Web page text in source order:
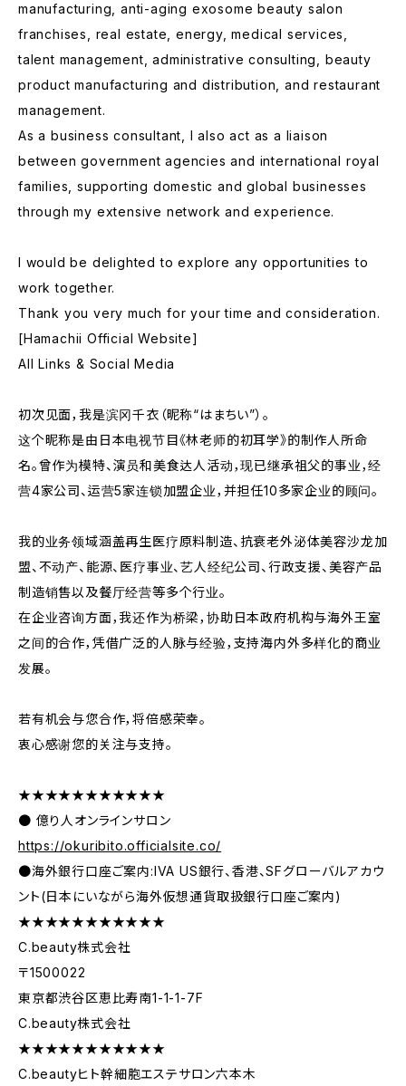
manufacturing, anti-aging exosome beauty salon
franchises, real estate, energy, medical services,
talent management, administrative consulting, beauty
product manufacturing and distribution, and restaurant
management.
As a business consultant, I also act as a liaison
between government agencies and international royal
families, supporting domestic and global businesses
through my extensive network and experience.
I would be delighted to explore any opportunities to
work together.
Thank you very much for your time and consideration.
[Hamachii Official Website]
All Links & Social Media
初次见面，我是滨冈千衣（昵称“はまちい”）。
这个昵称是由日本电视节目《林老师的初耳学》的制作人所命
名。曾作为模特、演员和美食达人活动，现已继承祖父的事业，经
营4家公司、运营5家连锁加盟企业，并担任10多家企业的顾问。
我的业务领域涵盖再生医疗原料制造、抗衰老外泌体美容沙龙加
盟、不动产、能源、医疗事业、艺人经纪公司、行政支援、美容产品
制造销售以及餐厅经营等多个行业。
在企业咨询方面，我还作为桥梁，协助日本政府机构与海外王室
之间的合作，凭借广泛的人脉与经验，支持海内外多样化的商业
发展。
若有机会与您合作，将倍感荣幸。
衷心感谢您的关注与支持。
★★★★★★★★★★★
● 億り人オンラインサロン
https://okuribito.officialsite.co/
●海外銀行口座ご案内:IVA US銀行、香港、SFグローバルアカウ
ント(日本にいながら海外仮想通貨取扱銀行口座ご案内)
★★★★★★★★★★★
C.beauty株式会社
〒1500022
東京都渋谷区恵比寿南1-1-1-7F
C.beauty株式会社
★★★★★★★★★★★
C.beautyヒト幹細胞エステサロン六本木